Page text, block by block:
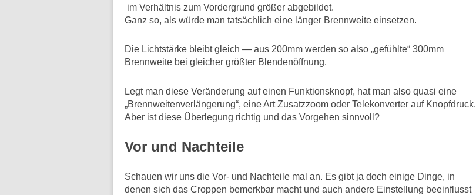
im Verhältnis zum Vordergrund größer abgebildet.
Ganz so, als würde man tatsächlich eine länger Brennweite einsetzen.
Die Lichtstärke bleibt gleich — aus 200mm werden so also „gefühlte“ 300mm
Brennweite bei gleicher größter Blendenöffnung.
Legt man diese Veränderung auf einen Funktionsknopf, hat man also quasi eine
„Brennweitenverlängerung“, eine Art Zusatzzoom oder Telekonverter auf Knopfdruck.
Aber ist diese Überlegung richtig und das Vorgehen sinnvoll?
Vor und Nachteile
Schauen wir uns die Vor- und Nachteile mal an. Es gibt ja doch einige Dinge, in
denen sich das Croppen bemerkbar macht und auch andere Einstellung beeinflusst